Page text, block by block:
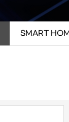
SMART